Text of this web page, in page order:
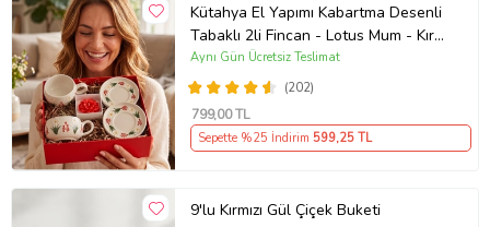
Kütahya El Yapımı Kabartma Desenli
Tabaklı 2li Fincan - Lotus Mum - Kır
Bahçesi Temalı
(202)
Aynı Gün Ücretsiz Teslimat
799,00 TL
Sepette %25 İndirim 599,25 TL
9'lu Kırmızı Gül Çiçek Buketi